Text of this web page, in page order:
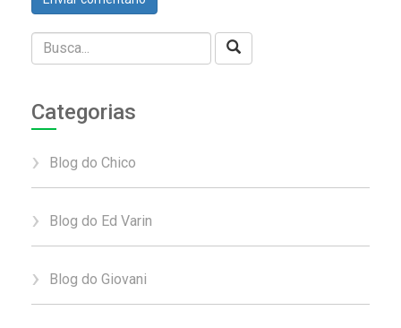
Categorias
Blog do Chico
Blog do Ed Varin
Blog do Giovani